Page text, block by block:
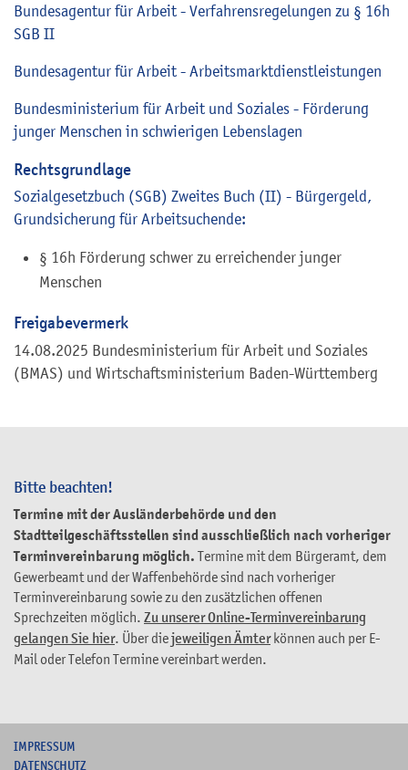
Bitte beachten!
Termine mit der Ausländerbehörde und den
Stadtteilgeschäftsstellen sind ausschließlich nach vorheriger
Terminvereinbarung möglich. Termine mit dem Bürgeramt, dem
Gewerbeamt und der Waffenbehörde sind nach vorheriger
Terminvereinbarung sowie zu den zusätzlichen offenen
Sprechzeiten möglich. Zu unserer Online-Terminvereinbarung
gelangen Sie hier. Über diejeweiligen Ämterkönnen auch per E-
Mail oder Telefon Termine vereinbart werden.
Bundesagentur für Arbeit - Verfahrensregelungen zu § 16h
SGB II
Bundesagentur für Arbeit - Arbeitsmarktdienstleistungen
Bundesministerium für Arbeit und Soziales - Förderung
junger Menschen in schwierigen Lebenslagen
Rechtsgrundlage
Sozialgesetzbuch (SGB) Zweites Buch (II) - Bürgergeld,
Grundsicherung für Arbeitsuchende:
§ 16h Förderung schwer zu erreichender junger
Menschen
Freigabevermerk
14.08.2025 Bundesministerium für Arbeit und Soziales
(BMAS) und Wirtschaftsministerium Baden-Württemberg
IMPRESSUM
DATENSCHUTZ